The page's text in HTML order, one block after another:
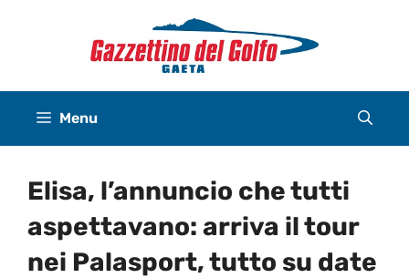
Menu
Elisa, l’annuncio che tutti
aspettavano: arriva il tour
nei Palasport, tutto su date